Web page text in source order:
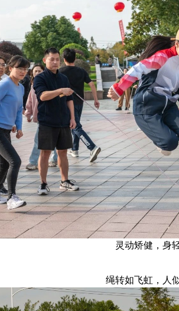
灵动矫健，身
绳转如飞虹，人